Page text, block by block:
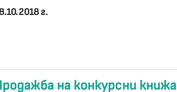
г.
на конкурсни книжа